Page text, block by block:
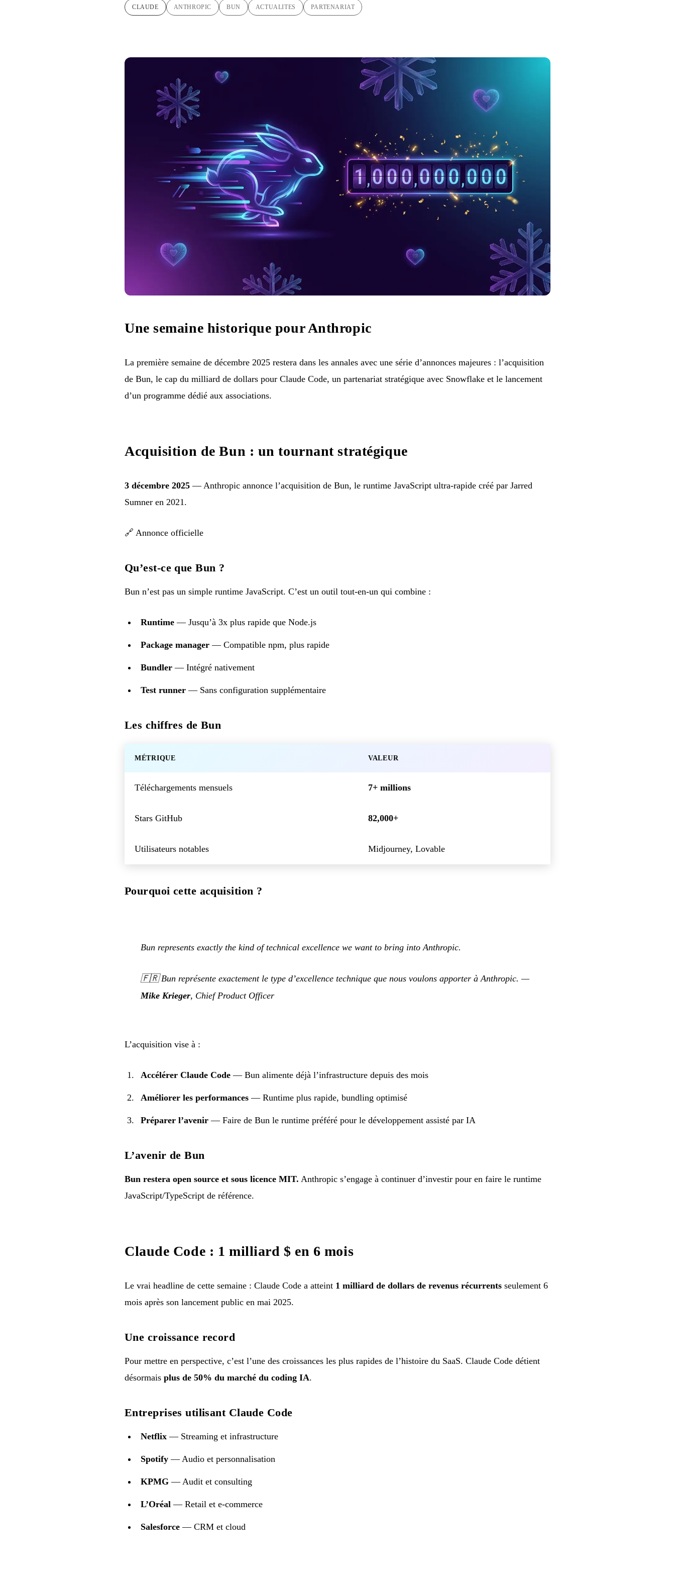
CLAUDE ANTHROPIC BUN ACTUALITES PARTENARIAT
Une semaine historique pour Anthropic
La première semaine de décembre 2025 restera dans les annales avec une série d’annonces majeures : l’acquisition
de Bun, le cap du milliard de dollars pour Claude Code, un partenariat stratégique avec Snowflake et le lancement
d’un programme dédié aux associations.
Acquisition de Bun : un tournant stratégique
3 décembre 2025 — Anthropic annonce l’acquisition de Bun, le runtime JavaScript ultra-rapide créé par Jarred
Sumner en 2021.
🔗 Annonce officielle
Qu’est-ce que Bun ?
Bun n’est pas un simple runtime JavaScript. C’est un outil tout-en-un qui combine :
Runtime — Jusqu’à 3x plus rapide que Node.js
Package manager — Compatible npm, plus rapide
Bundler — Intégré nativement
Test runner — Sans configuration supplémentaire
Les chiffres de Bun
MÉTRIQUE VALEUR
Téléchargements mensuels 7+ millions
Stars GitHub 82,000+
Utilisateurs notables Midjourney, Lovable
Pourquoi cette acquisition ?
Bun represents exactly the kind of technical excellence we want to bring into Anthropic.
🇫🇷Bun représente exactement le type d’excellence technique que nous voulons apporter à Anthropic. —
Mike Krieger, Chief Product Officer
L’acquisition vise à :
Accélérer Claude Code — Bun alimente déjà l’infrastructure depuis des mois
Améliorer les performances — Runtime plus rapide, bundling optimisé
Préparer l’avenir — Faire de Bun le runtime préféré pour le développement assisté par IA
L’avenir de Bun
Bun restera open source et sous licence MIT. Anthropic s’engage à continuer d’investir pour en faire le runtime
JavaScript/TypeScript de référence.
Claude Code : 1 milliard $ en 6 mois
Le vrai headline de cette semaine : Claude Code a atteint 1 milliard de dollars de revenus récurrents seulement 6
mois après son lancement public en mai 2025.
Une croissance record
Pour mettre en perspective, c’est l’une des croissances les plus rapides de l’histoire du SaaS. Claude Code détient
désormais plus de 50% du marché du coding IA.
Entreprises utilisant Claude Code
Netflix — Streaming et infrastructure
Spotify — Audio et personnalisation
KPMG — Audit et consulting
L’Oréal — Retail et e-commerce
Salesforce — CRM et cloud